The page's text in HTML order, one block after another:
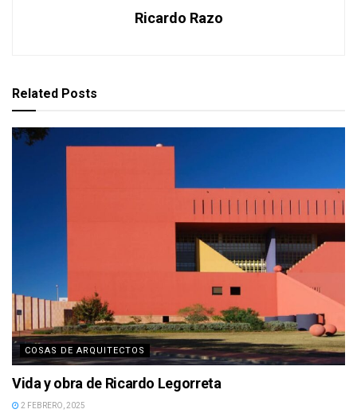
Ricardo Razo
Related Posts
COSAS DE ARQUITECTOS
Vida y obra de Ricardo Legorreta
2 FEBRERO, 2025